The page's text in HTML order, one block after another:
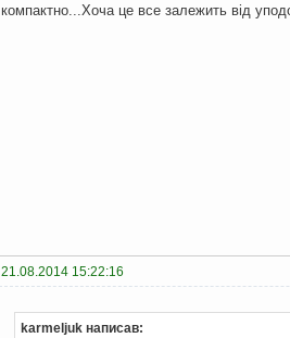
компактно...Хоча це все залежить від
21.08.2014 15:22:16
karmeljuk написав: